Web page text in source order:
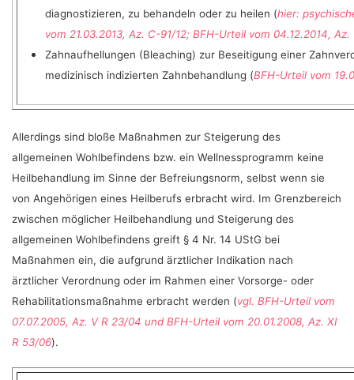
diagnostizieren, zu behandeln oder zu heilen (hier:
vom 21.03.2013, Az. C-91/12; BFH-Urteil vom 04.12.2014, Az.
Zahnaufhellungen (Bleaching) zur Beseitigung einer
medizinisch indizierten Zahnbehandlung (BFH-Urteil vom
Allerdings sind bloße Maßnahmen zur Steigerung des
allgemeinen Wohlbefindens bzw. ein Wellnessprogramm keine
Heilbehandlung im Sinne der Befreiungsnorm, selbst wenn sie
von Angehörigen eines Heilberufs erbracht wird. Im Grenzbereich
zwischen möglicher Heilbehandlung und Steigerung des
allgemeinen Wohlbefindens greift § 4 Nr. 14 UStG bei
Maßnahmen ein, die aufgrund ärztlicher Indikation nach
ärztlicher Verordnung oder im Rahmen einer Vorsorge- oder
Rehabilitationsmaßnahme erbracht werden (vgl. BFH-Urteil vom
07.07.2005, Az. V R 23/04 und BFH-Urteil vom 20.01.2008, Az. XI
R 53/06).